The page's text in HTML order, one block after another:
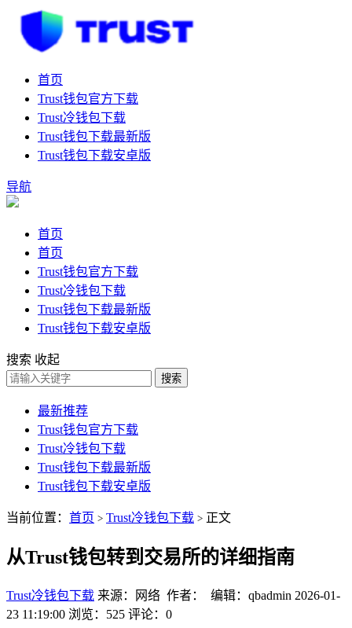
首页
Trust钱包官方下载
Trust冷钱包下载
Trust钱包下载最新版
Trust钱包下载安卓版
导航
首页
首页
Trust钱包官方下载
Trust冷钱包下载
Trust钱包下载最新版
Trust钱包下载安卓版
搜索 收起
搜索
最新推荐
Trust钱包官方下载
Trust冷钱包下载
Trust钱包下载最新版
Trust钱包下载安卓版
当前位置： 首页 > Trust冷钱包下载 > 正文
从Trust钱包转到交易所的详细指南
Trust冷钱包下载 来源：网络 作者： 编辑：qbadmin 2026-01-
23 11:19:00 浏览：525 评论：0